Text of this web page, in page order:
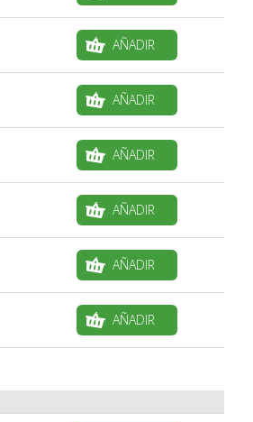
AÑADIR
AÑADIR
AÑADIR
AÑADIR
AÑADIR
AÑADIR